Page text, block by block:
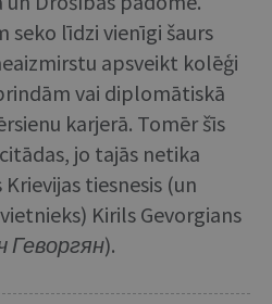
seko līdzi vienīgi šaurs
apsveikt kolēģi
vai diplomātiskā
karjerā. Tomēr šīs
jo tajās netika
tiesnesis (un
Kirils Gevorgians
Геворгян).